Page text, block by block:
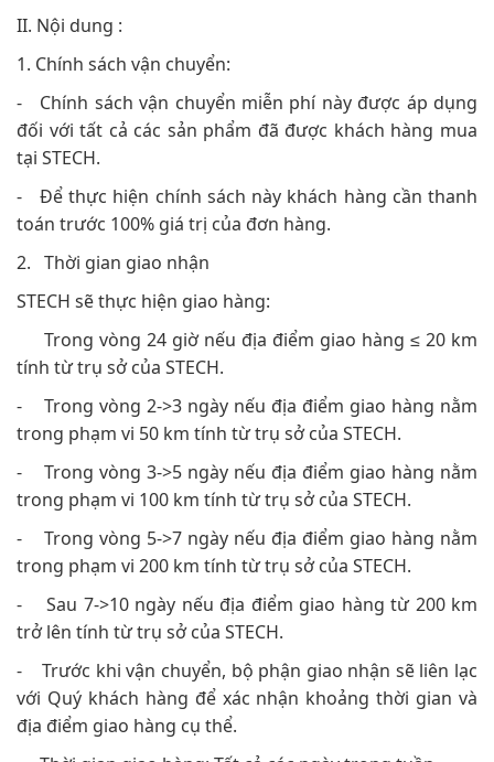
II. Nội dung :
1. Chính sách vận chuyển:
- Chính sách vận chuyển miễn phí này được áp dụng
đối với tất cả các sản phẩm đã được khách hàng mua
tại STECH.
- Để thực hiện chính sách này khách hàng cần thanh
toán trước 100% giá trị của đơn hàng.
2. Thời gian giao nhận
STECH sẽ thực hiện giao hàng:
Trong vòng 24 giờ nếu địa điểm giao hàng ≤ 20 km
tính từ trụ sở của STECH.
- Trong vòng 2->3 ngày nếu địa điểm giao hàng nằm
trong phạm vi 50 km tính từ trụ sở của STECH.
- Trong vòng 3->5 ngày nếu địa điểm giao hàng nằm
trong phạm vi 100 km tính từ trụ sở của STECH.
- Trong vòng 5->7 ngày nếu địa điểm giao hàng nằm
trong phạm vi 200 km tính từ trụ sở của STECH.
- Sau 7->10 ngày nếu địa điểm giao hàng từ 200 km
trở lên tính từ trụ sở của STECH.
- Trước khi vận chuyển, bộ phận giao nhận sẽ liên lạc
với Quý khách hàng để xác nhận khoảng thời gian và
địa điểm giao hàng cụ thể.